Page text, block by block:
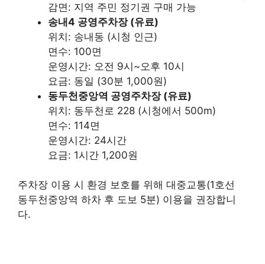
감면: 지역 주민 정기권 구매 가능
송내4 공영주차장 (유료)
위치: 송내동 (시청 인근)
면수: 100면
운영시간: 오전 9시~오후 10시
요금: 동일 (30분 1,000원)
동두천중앙역 공영주차장 (유료)
위치: 동두천로 228 (시청에서 500m)
면수: 114면
운영시간: 24시간
요금: 1시간 1,200원
주차장 이용 시 환경 보호를 위해 대중교통(1호선
동두천중앙역 하차 후 도보 5분) 이용을 권장합니
다.